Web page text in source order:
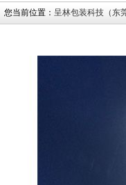
您当前位置： 呈林包装科技（东